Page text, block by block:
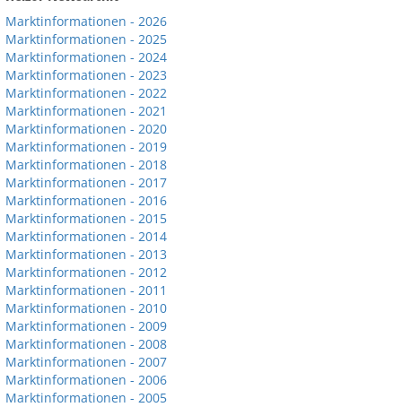
Marktinformationen - 2026
Marktinformationen - 2025
Marktinformationen - 2024
Marktinformationen - 2023
Marktinformationen - 2022
Marktinformationen - 2021
Marktinformationen - 2020
Marktinformationen - 2019
Marktinformationen - 2018
Marktinformationen - 2017
Marktinformationen - 2016
Marktinformationen - 2015
Marktinformationen - 2014
Marktinformationen - 2013
Marktinformationen - 2012
Marktinformationen - 2011
Marktinformationen - 2010
Marktinformationen - 2009
Marktinformationen - 2008
Marktinformationen - 2007
Marktinformationen - 2006
Marktinformationen - 2005